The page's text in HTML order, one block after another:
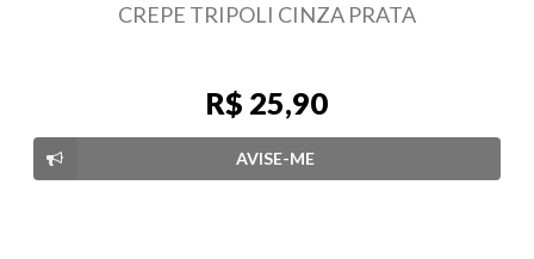
CREPE TRIPOLI CINZA PRATA
R$ 25,90
AVISE-ME